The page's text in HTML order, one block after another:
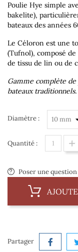
Poulie Hye simple
bakelite),
bateaux des années
Le Céloron est une
(Tufnol), composé
de tissu de lin ou de
Gamme complète
bateaux traditionnels.
Diamètre :
Quantité :
Poser une question
Partager